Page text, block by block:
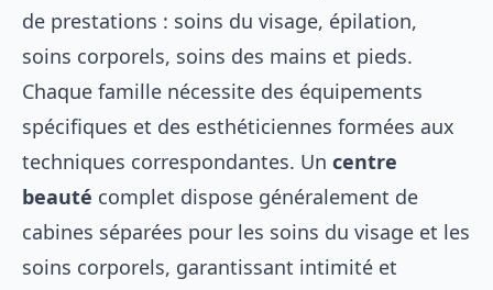
de prestations : soins du visage, épilation,
soins corporels, soins des mains et pieds.
Chaque famille nécessite des équipements
spécifiques et des esthéticiennes formées aux
techniques correspondantes. Un centre
beauté complet dispose généralement de
cabines séparées pour les soins du visage et les
soins corporels, garantissant intimité et